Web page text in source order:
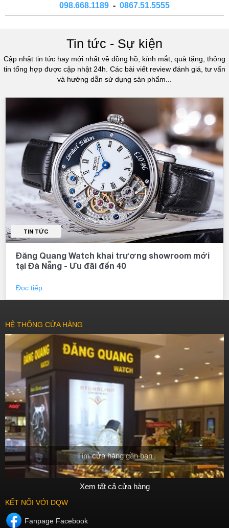
098.668.1189 - 0867.51.5555
Tin tức - Sự kiện
Cập nhật tin tức hay mới nhất về đồng hồ, kính mắt, quà tặng, thông
tin tổng hợp được cập nhật 24h. Các bài viết review đánh giá, tư vấn
và hướng dẫn sử dụng sản phẩm...
TIN TỨC
Đăng Quang Watch khai trương showroom mới
tại Đà Nẵng - Ưu đãi đến 40
Đọc tiếp
HỆ THỐNG CỬA HÀNG
Tìm cửa hàng gần bạn
Xem tất cả cửa hàng
KẾT NỐI VỚI DQW
Fanpage Facebook